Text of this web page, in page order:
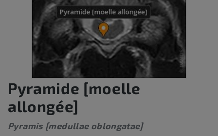
Pyramide [moelle
allongée]
Pyramis [medullae oblongatae]